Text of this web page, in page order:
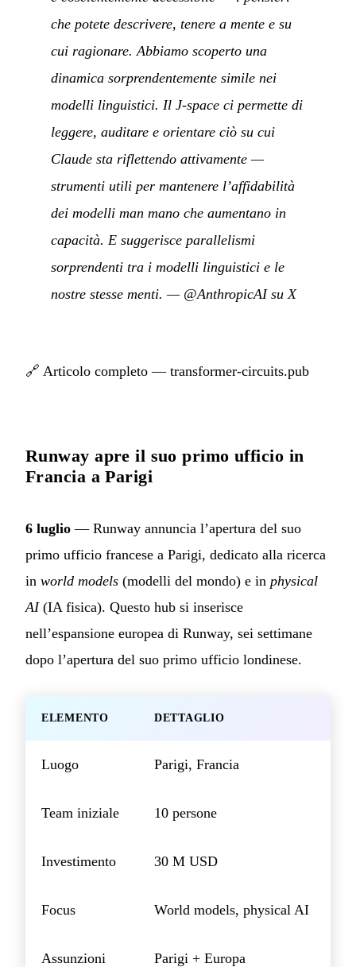
che potete descrivere, tenere a mente e su
cui ragionare. Abbiamo scoperto una
dinamica sorprendentemente simile nei
modelli linguistici. Il J-space ci permette di
leggere, auditare e orientare ciò su cui
Claude sta riflettendo attivamente —
strumenti utili per mantenere l’affidabilità
dei modelli man mano che aumentano in
capacità. E suggerisce parallelismi
sorprendenti tra i modelli linguistici e le
nostre stesse menti. — @AnthropicAI su X
🔗 Articolo completo — transformer-circuits.pub
Runway apre il suo primo ufficio in
Francia a Parigi
6 luglio — Runway annuncia l’apertura del suo
primo ufficio francese a Parigi, dedicato alla ricerca
in world models (modelli del mondo) e in physical
AI(IA fisica). Questo hub si inserisce
nell’espansione europea di Runway, sei settimane
dopo l’apertura del suo primo ufficio londinese.
ELEMENTO DETTAGLIO
Luogo Parigi, Francia
Team iniziale 10 persone
Investimento 30 M USD
Focus World models, physical AI
Assunzioni Parigi + Europa